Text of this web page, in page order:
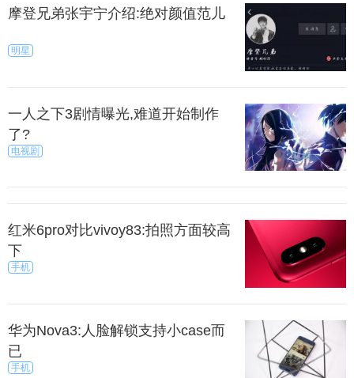
摩登兄弟张宇宁介绍:绝对颜值范儿
明星
一人之下3剧情曝光,难道开始制作
了?
电视剧
红米6pro对比vivoy83:拍照方面较高
下
手机
华为Nova3:人脸解锁支持小case而
已
手机